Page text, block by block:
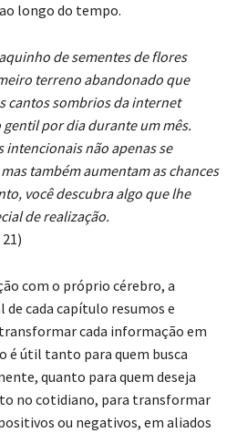
longo do tempo.
de sementes de flores
terreno abandonado que
cantos sombrios da internet
por dia durante um mês.
não apenas se
também aumentam as chances
você descubra algo que lhe
de realização.
21)
com o próprio cérebro, a
cada capítulo resumos e
cada informação em
é útil tanto para quem busca
quanto para quem deseja
no cotidiano, para transformar
ou negativos, em aliados